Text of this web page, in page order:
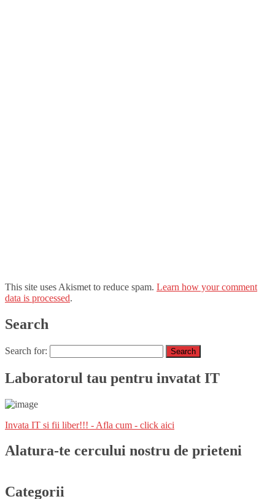
This site uses Akismet to reduce spam. Learn how your comment
data is processed.
Search
Search for:
Laboratorul tau pentru invatat IT
Invata IT si fii liber!!! - Afla cum - click aici
Alatura-te cercului nostru de prieteni
Categorii